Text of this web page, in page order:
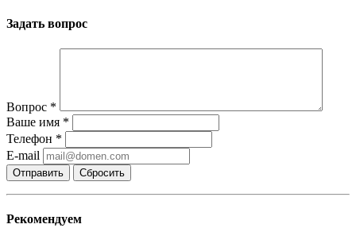
Задать вопрос
Вопрос *
Ваше имя *
Телефон *
E-mail
Сбросить
Рекомендуем